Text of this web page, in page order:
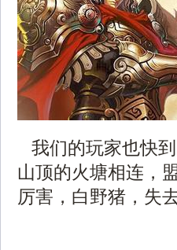
我们的玩家也快
山顶的火塘相连，
厉害，白野猪，失